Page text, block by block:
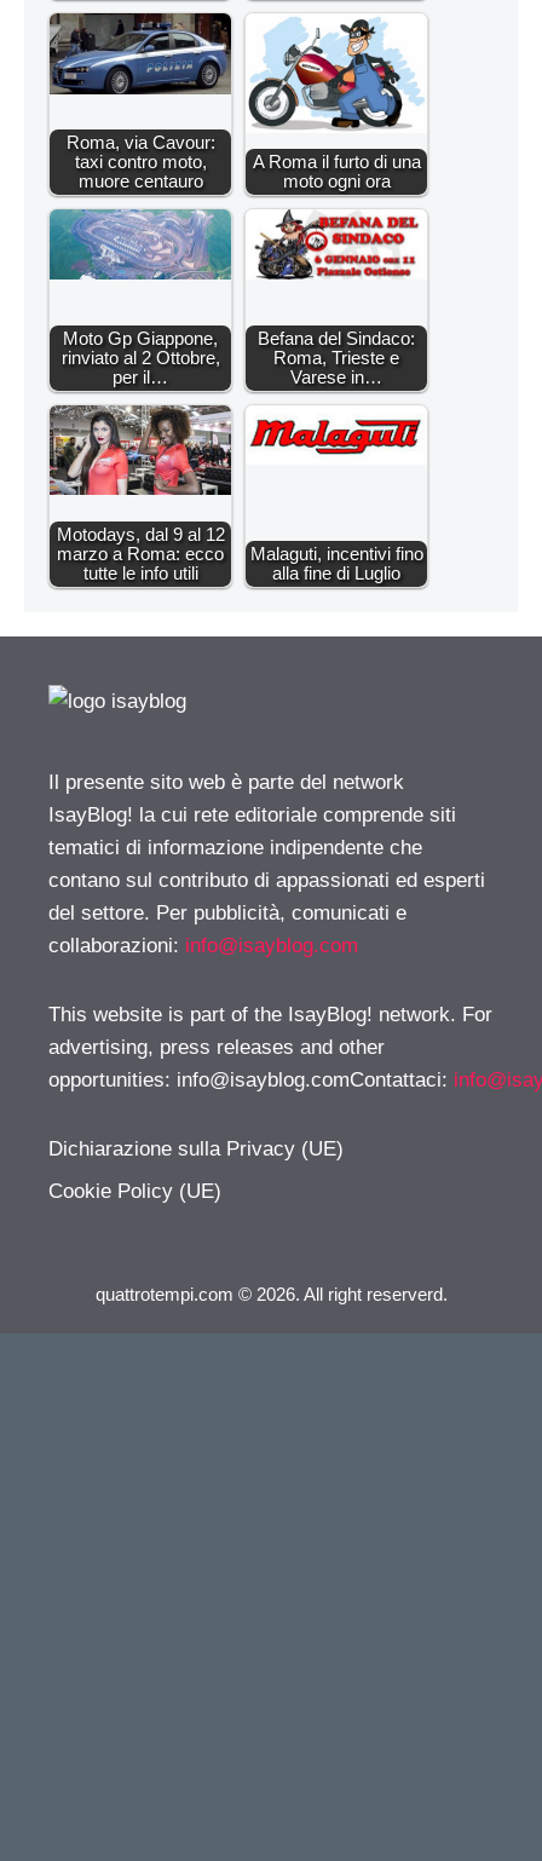
Roma, via Cavour:
taxi contro moto,
muore centauro
A Roma il furto di una
moto ogni ora
Moto Gp Giappone,
rinviato al 2 Ottobre,
per il…
Befana del Sindaco:
Roma, Trieste e
Varese in…
Motodays, dal 9 al 12
marzo a Roma: ecco
tutte le info utili
Malaguti, incentivi fino
alla fine di Luglio
Il presente sito web è parte del network
IsayBlog! la cui rete editoriale comprende siti
tematici di informazione indipendente che
contano sul contributo di appassionati ed esperti
del settore. Per pubblicità, comunicati e
collaborazioni: info@isayblog.com
This website is part of the IsayBlog! network. For
advertising, press releases and other
opportunities: info@isayblog.comContattaci:
Dichiarazione sulla Privacy (UE)
Cookie Policy (UE)
quattrotempi.com © 2026. All right reserverd.